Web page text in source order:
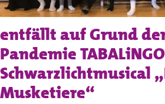
entfällt auf Grund
Pandemie TABALiNGO
Schwarzlichtmusical
Musketiere“